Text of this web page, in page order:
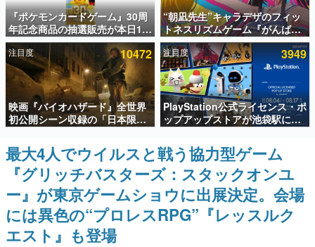
アプリセール情報
インタビュー
連載・特集一覧
殿堂入り記事
SNS拡散数が数千以上！ ページビュー数万以上！ などな
ど。多くの人々に読まれた、電ファミ渾身の“殿堂入り”記
事をまとめました。
ゲームの企画書
名作ゲームクリエイターの方々に製作時のエピソードをお
聞きし、ヒットする企画（ゲーム）とは何か？を探ってい
きます。
赫本
この物語を解いてはいけない。『赫本』は、〈試験問題〉
の形をした短編ホラー小説集です。
『ポケモンカードゲーム』30周
年記念商品の抽選販売が本日12
時より開始。拡張パック「30th
CELEBRATION」のボックス
に、「プレミアムデッキセット
エーフィ・ブラッキー」
「FUTURISTIC BOX」の計3商
品
“朝凪先生”キャラデザのフィッ
トネスリズムゲーム『がんば
れ！チアリズム』Steamストア
ページが公開。キャラクターの
CVは陽向葵ゅかさん
注目度 10472
映画『バイオハザード』全世界
初公開シーン収録の「日本限
定」予告映像が解禁。バイオの
日（8月10日）にあわせて、
「ラクーンシティ総合病院」へ
行く配達人の姿が披露
注目度 3949
PlayStation公式ライセンス・ポ
ップアップストアが池袋駅にて
期間限定で開催。夏のアパレル
や『ブラッドボーン』の新作ア
イテムが登場
最大4人でウイルスと戦う協力型ゲーム
『グリッチバスターズ：スタックオンユ
ー』が東京ゲームショウに出展決定。会場
には異色の“プロレスRPG”『レッスルク
エスト』も登場